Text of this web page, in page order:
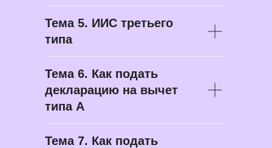
Тема 5. ИИС третьего
типа
Тема 6. Как подать
декларацию на вычет
типа А
Тема 7. Как подать